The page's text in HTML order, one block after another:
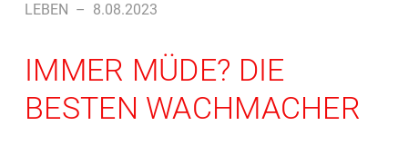
LEBEN – 8.08.2023
IMMER MÜDE? DIE
BESTEN WACHMACHER